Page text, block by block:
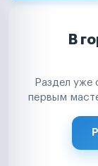
В
Раздел уже
первым